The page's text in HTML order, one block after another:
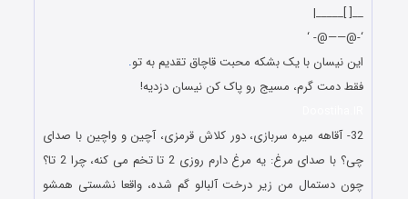
__[ ]_____|
‘-@——@- ‘
این نیسان با یک بشکه محبت قاچاق تقدیم به تو.
فقط دمت گرم، مسیج رو پاک کن نیسان دزدیه!
32- آقاهه میره سربازی، دور کلاش قرمزی، آچین و واچین با صدای
چی؟ با صدای مرغ: یه مرغ دارم روزی 2 تا تخم می کنه، چرا 2 تا؟
چون دستمال من زیر درخت آلبالو گم شده، واقعا نشستی همشو